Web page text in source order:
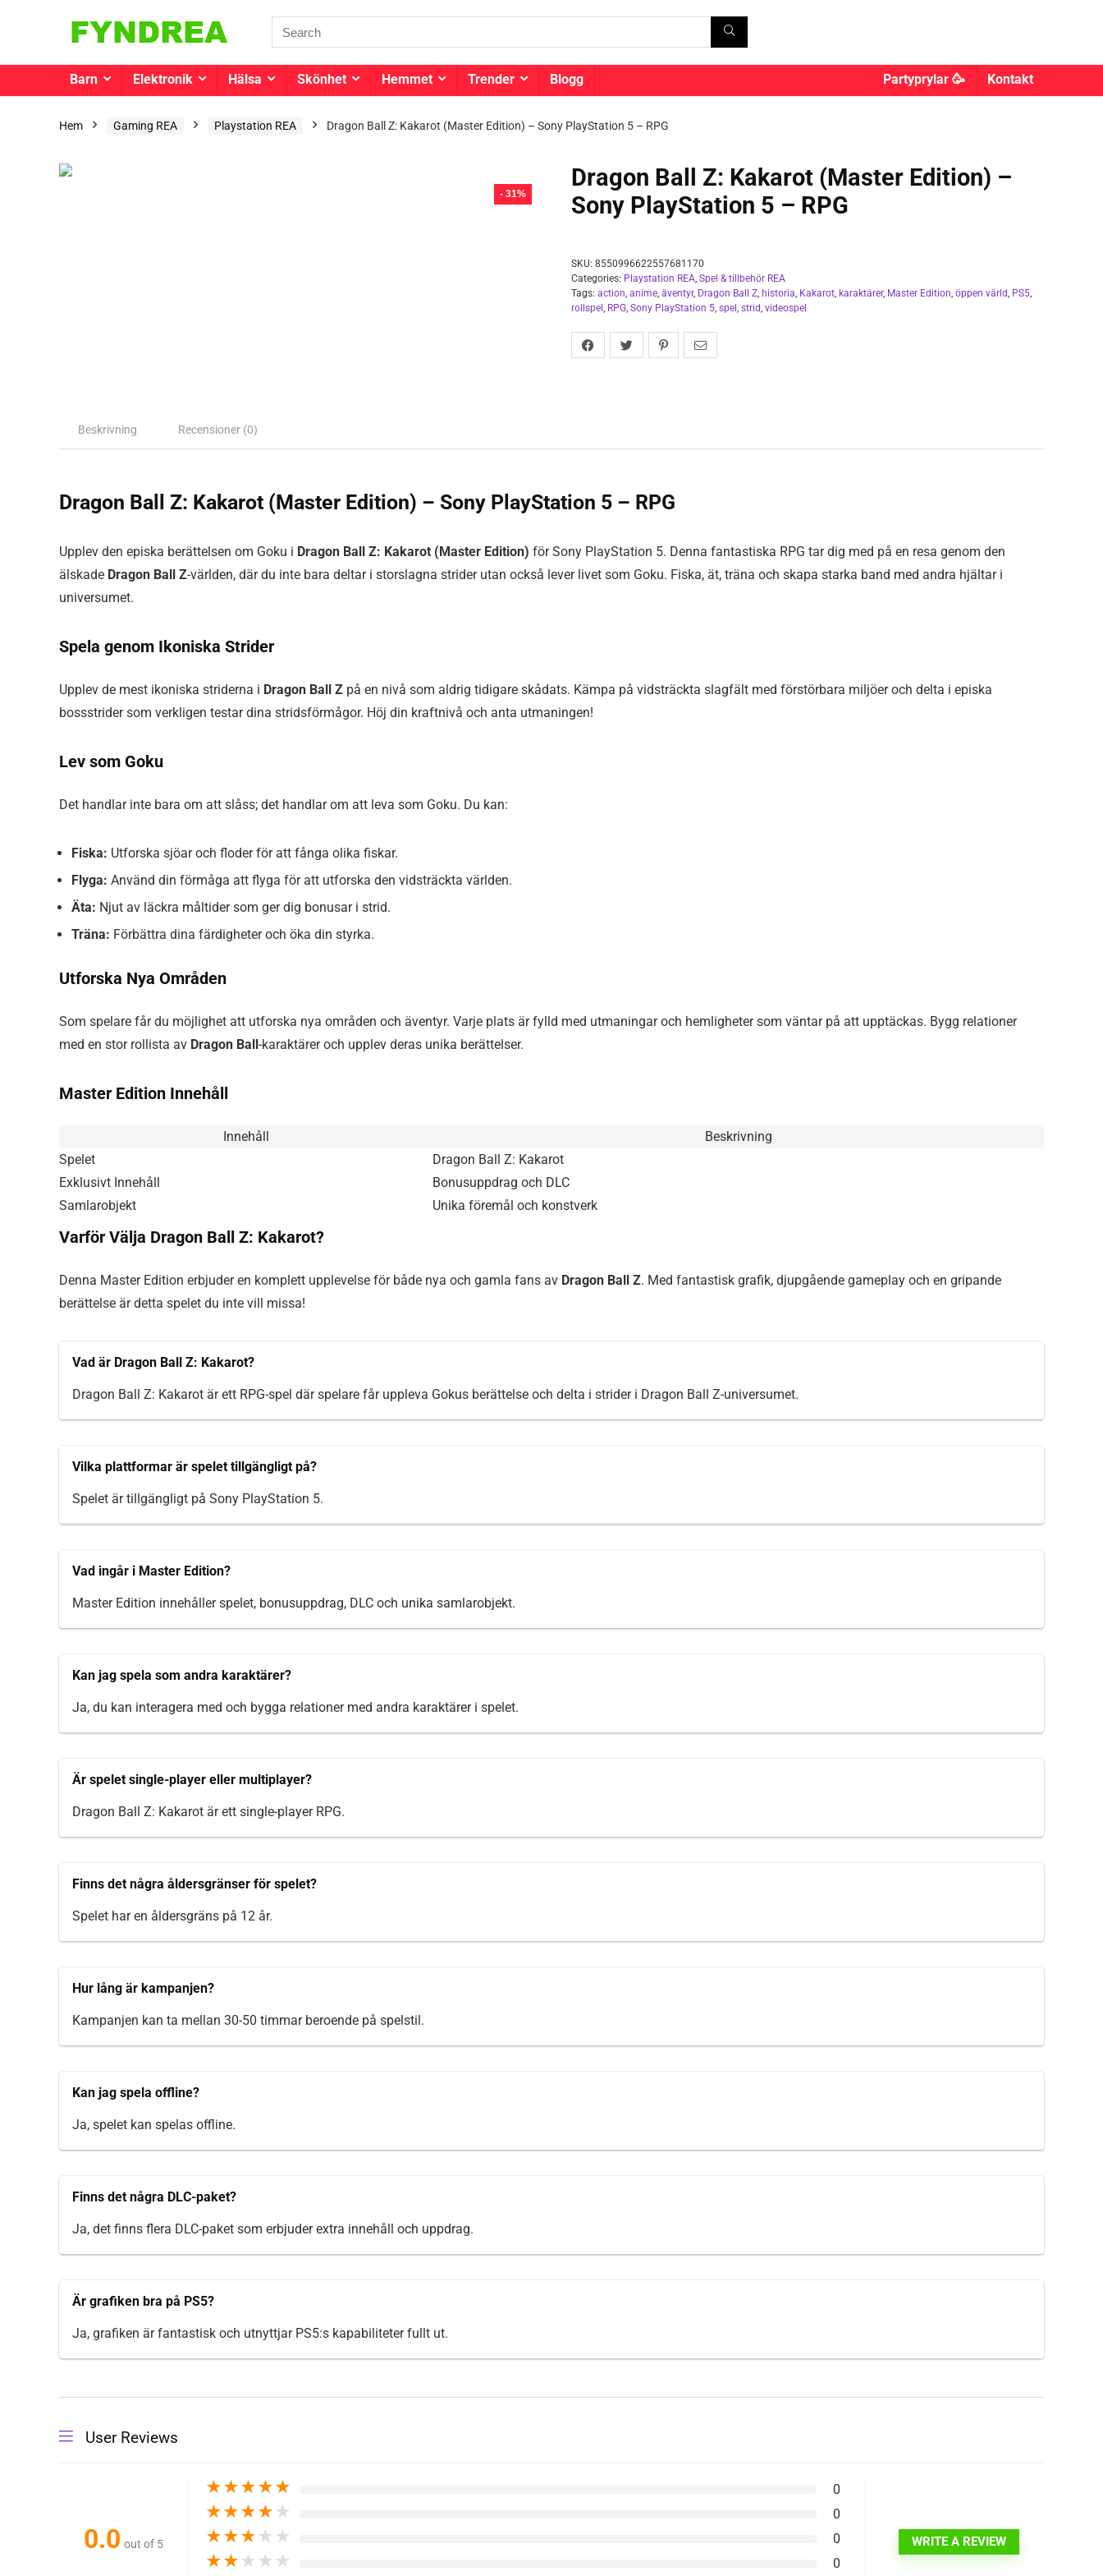
Barn Elektronik Hälsa Skönhet Hemmet Trender Blogg Partyprylar 🥳 Kontakt
Hem Gaming REA Playstation REA Dragon Ball Z: Kakarot (Master Edition) – Sony PlayStation 5 – RPG
- 31%
Dragon Ball Z: Kakarot (Master Edition) –
Sony PlayStation 5 – RPG
SKU: 8550996622557681170
Categories: Playstation REA, Spel & tillbehör REA
Tags: action, anime, äventyr, Dragon Ball Z, historia, Kakarot, karaktärer, Master Edition, öppen värld, PS5,
rollspel , RPG, Sony PlayStation 5, spel , strid, videospel
Beskrivning Recensioner (0)
Dragon Ball Z: Kakarot (Master Edition) – Sony PlayStation 5 – RPG
Upplev den episka berättelsen om Goku i Dragon Ball Z: Kakarot (Master Edition) för Sony PlayStation 5. Denna fantastiska RPG tar dig med på en resa genom den
älskade Dragon Ball Z-världen, där du inte bara deltar i storslagna strider utan också lever livet som Goku. Fiska, ät, träna och skapa starka band med andra hjältar i
universumet.
Spela genom Ikoniska Strider
Upplev de mest ikoniska striderna i Dragon Ball Z på en nivå som aldrig tidigare skådats. Kämpa på vidsträckta slagfält med förstörbara miljöer och delta i episka
bossstrider som verkligen testar dina stridsförmågor. Höj din kraftnivå och anta utmaningen!
Lev som Goku
Det handlar inte bara om att slåss; det handlar om att leva som Goku. Du kan:
Fiska: Utforska sjöar och floder för att fånga olika fiskar.
Flyga: Använd din förmåga att flyga för att utforska den vidsträckta världen.
Äta: Njut av läckra måltider som ger dig bonusar i strid.
Träna: Förbättra dina färdigheter och öka din styrka.
Utforska Nya Områden
Som spelare får du möjlighet att utforska nya områden och äventyr. Varje plats är fylld med utmaningar och hemligheter som väntar på att upptäckas. Bygg relationer
med en stor rollista av Dragon Ball-karaktärer och upplev deras unika berättelser.
Master Edition Innehåll
Innehåll
Beskrivning
Spelet
Dragon Ball Z: Kakarot
Exklusivt Innehåll
Bonusuppdrag och DLC
Samlarobjekt
Unika föremål och konstverk
Varför Välja Dragon Ball Z: Kakarot?
Denna Master Edition erbjuder en komplett upplevelse för både nya och gamla fans av Dragon Ball Z. Med fantastisk grafik, djupgående gameplay och en gripande
berättelse är detta spelet du inte vill missa!
Vad är Dragon Ball Z: Kakarot?
Dragon Ball Z: Kakarot är ett RPG-spel där spelare får uppleva Gokus berättelse och delta i strider i Dragon Ball Z-universumet.
Vilka plattformar är spelet tillgängligt på?
Spelet är tillgängligt på Sony PlayStation 5.
Vad ingår i Master Edition?
Master Edition innehåller spelet, bonusuppdrag, DLC och unika samlarobjekt.
Kan jag spela som andra karaktärer?
Ja, du kan interagera med och bygga relationer med andra karaktärer i spelet.
Är spelet single-player eller multiplayer?
Dragon Ball Z: Kakarot är ett single-player RPG.
Finns det några åldersgränser för spelet?
Spelet har en åldersgräns på 12 år.
Hur lång är kampanjen?
Kampanjen kan ta mellan 30-50 timmar beroende på spelstil.
Kan jag spela offline?
Ja, spelet kan spelas offline.
Finns det några DLC-paket?
Ja, det finns flera DLC-paket som erbjuder extra innehåll och uppdrag.
Är grafiken bra på PS5?
Ja, grafiken är fantastisk och utnyttjar PS5:s kapabiliteter fullt ut.
User Reviews
0.0 out of 5
★★★★★ 0
★★★★ ★ 0
★★★ ★ ★ 0
★★ ★ ★ ★ 0
WRITE A REVIEW